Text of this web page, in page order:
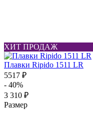
ХИТ ПРОДАЖ
Плавки Ripido 1511 LR
5517 ₽
- 40%
3 310 ₽
Размер